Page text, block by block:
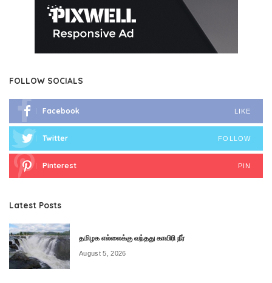
FOLLOW SOCIALS
Facebook LIKE
Twitter FOLLOW
Pinterest PIN
Latest Posts
தமிழக எல்லைக்கு வந்தது காவிரி நீர்
August 5, 2026